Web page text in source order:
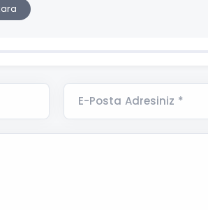
E-Posta Adresiniz *